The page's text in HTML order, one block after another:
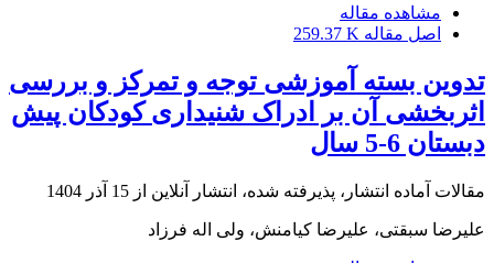
مشاهده مقاله
اصل مقاله 259.37 K
تدوین بسته آموزشی توجه و تمرکز و بررسی
اثربخشی آن بر ادراک شنیداری کودکان پیش
دبستان 6-5 سال
مقالات آماده انتشار، پذیرفته شده، انتشار آنلاین از 15 آذر 1404
علیرضا سبقتی، علیرضا کیامنش، ولی اله فرزاد